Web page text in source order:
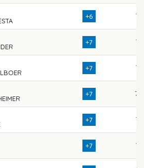
+6 76
+7 75
+7 76
+7 70
+7 73
+7 76